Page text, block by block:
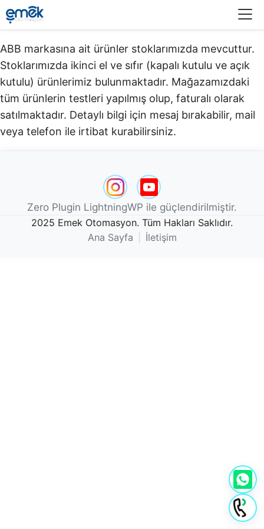
ABB markasına ait ürünler stoklarımızda mevcuttur.
Stoklarımızda ikinci el ve sıfır (kapalı kutulu ve açık
kutulu) ürünlerimiz bulunmaktadır.​ Mağazamızdaki
tüm ürünlerin testleri yapılmış olup, faturalı olarak
satılmaktadır. Detaylı bilgi için mesaj bırakabilir, mail
veya telefon ile irtibat kurabilirsiniz.
Zero Plugin LightningWP ile güçlendirilmiştir.
2025 Emek Otomasyon. Tüm Hakları Saklıdır.
Ana Sayfa
İletişim